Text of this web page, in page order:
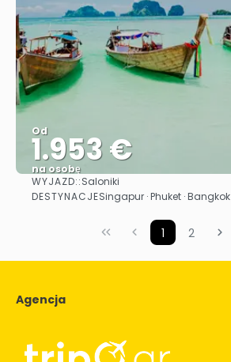
Od
1.953 €
na osobę
Zobacz
WYJAZD::Saloniki
DESTYNACJESingapur · Phuket · Bangkok
1 2
Agencja